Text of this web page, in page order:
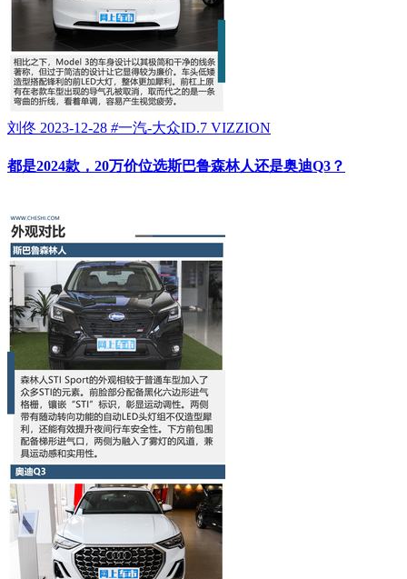
刘佟 2023-12-28 #一汽-大众ID.7 VIZZION
都是2024款，20万价位选斯巴鲁森林人还是奥迪Q3？